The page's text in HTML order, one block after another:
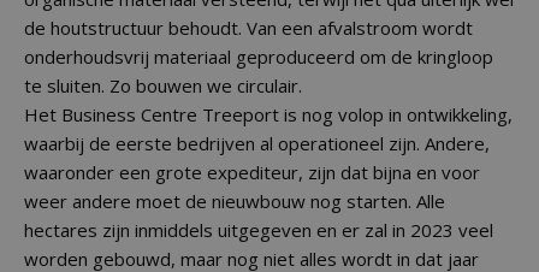
de houtstructuur behoudt. Van een afvalstroom wordt
onderhoudsvrij materiaal geproduceerd om de kringloop
te sluiten. Zo bouwen we circulair.
Het Business Centre Treeport is nog volop in ontwikkeling,
waarbij de eerste bedrijven al operationeel zijn. Andere,
waaronder een grote expediteur, zijn dat bijna en voor
weer andere moet de nieuwbouw nog starten. Alle
hectares zijn inmiddels uitgegeven en er zal in 2023 veel
worden gebouwd, maar nog niet alles wordt in dat jaar